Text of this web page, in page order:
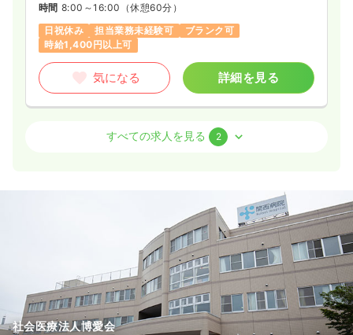
時間 8:00～16:00 （休憩60分）
日祝休み
担当業務未経験可
ブランク可
時給1,400円以上可
気になる 詳細を見る
保健師
（休憩60分）
年間休日120日 4週8休以上
ブランク可
気になる 詳細を見る
すべての求人を見る 2
社会医療法人博愛会